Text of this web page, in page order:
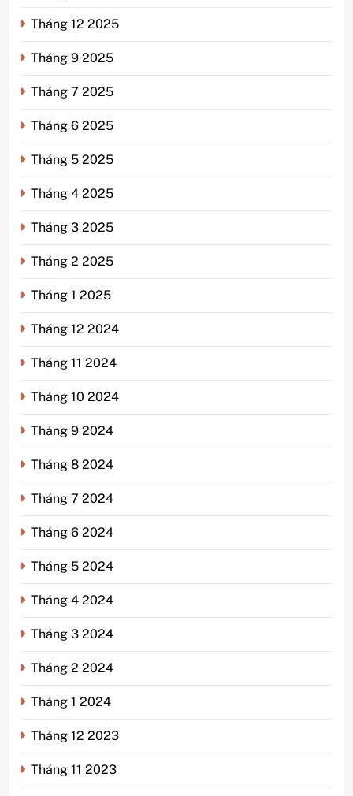
Tháng 12 2025
Tháng 9 2025
Tháng 7 2025
Tháng 6 2025
Tháng 5 2025
Tháng 4 2025
Tháng 3 2025
Tháng 2 2025
Tháng 1 2025
Tháng 12 2024
Tháng 11 2024
Tháng 10 2024
Tháng 9 2024
Tháng 8 2024
Tháng 7 2024
Tháng 6 2024
Tháng 5 2024
Tháng 4 2024
Tháng 3 2024
Tháng 2 2024
Tháng 1 2024
Tháng 12 2023
Tháng 11 2023